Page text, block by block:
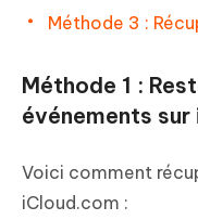
Méthode 3 :
Méthode 1 :
événements
Voici comment
iCloud.com :